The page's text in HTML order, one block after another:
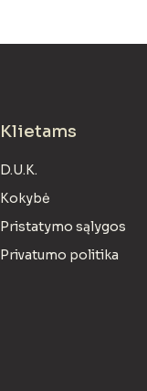
Klietams
D.U.K.
Kokybė
Pristatymo sąlygos
Privatumo politika